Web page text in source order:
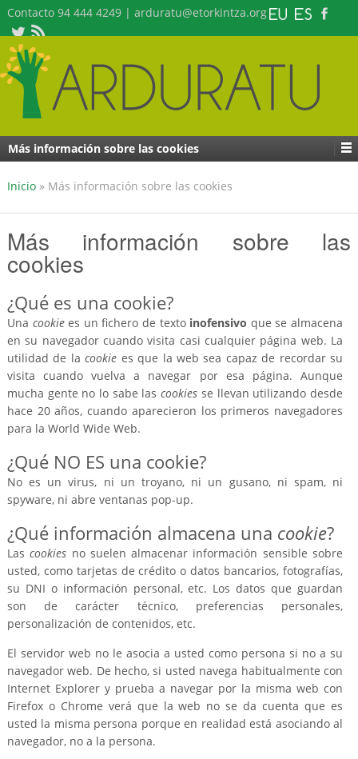
Contacto 94 444 4249 | arduratu@etorkintza.org
Más información sobre las cookies
Inicio» Más información sobre las cookies
Más información sobre las
cookies
¿Qué es una cookie?
Una cookiees un fichero de texto inofensivo que se almacena
en su navegador cuando visita casi cualquier página web. La
utilidad de lacookie es que la web sea capaz de recordar su
visita cuando vuelva a navegar por esa página. Aunque
mucha gente no lo sabe lascookies se llevan utilizando desde
hace 20 años, cuando aparecieron los primeros navegadores
para la World Wide Web.
¿Qué NO ES una cookie?
No es un virus, ni un troyano, ni un gusano, ni spam, ni
spyware, ni abre ventanas pop-up.
¿Qué información almacena una cookie?
Lascookies no suelen almacenar información sensible sobre
usted, como tarjetas de crédito o datos bancarios, fotografías,
su DNI o información personal, etc. Los datos que guardan
son de carácter técnico, preferencias personales,
personalización de contenidos, etc.
El servidor web no le asocia a usted como persona si no a su
navegador web. De hecho, si usted navega habitualmente con
Internet Explorer y prueba a navegar por la misma web con
Firefox o Chrome verá que la web no se da cuenta que es
usted la misma persona porque en realidad está asociando al
navegador, no a la persona.